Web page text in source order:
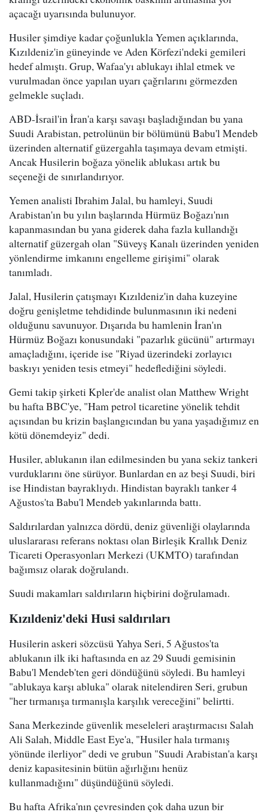
açacağı uyarısında bulunuyor.
Husiler şimdiye kadar çoğunlukla Yemen açıklarında,
Kızıldeniz'in güneyinde ve Aden Körfezi'ndeki gemileri
hedef almıştı. Grup, Wafaa'yı ablukayı ihlal etmek ve
vurulmadan önce yapılan uyarı çağrılarını görmezden
gelmekle suçladı.
ABD-İsrail'in İran'a karşı savaşı başladığından bu yana
Suudi Arabistan, petrolünün bir bölümünü Babu'l Mendeb
üzerinden alternatif güzergahla taşımaya devam etmişti.
Ancak Husilerin boğaza yönelik ablukası artık bu
seçeneği de sınırlandırıyor.
Yemen analisti Ibrahim Jalal, bu hamleyi, Suudi
Arabistan'ın bu yılın başlarında Hürmüz Boğazı'nın
kapanmasından bu yana giderek daha fazla kullandığı
alternatif güzergah olan "Süveyş Kanalı üzerinden yeniden
yönlendirme imkanını engelleme girişimi" olarak
tanımladı.
Jalal, Husilerin çatışmayı Kızıldeniz'in daha kuzeyine
doğru genişletme tehdidinde bulunmasının iki nedeni
olduğunu savunuyor. Dışarıda bu hamlenin İran'ın
Hürmüz Boğazı konusundaki "pazarlık gücünü" artırmayı
amaçladığını, içeride ise "Riyad üzerindeki zorlayıcı
baskıyı yeniden tesis etmeyi" hedeflediğini söyledi.
Gemi takip şirketi Kpler'de analist olan Matthew Wright
bu hafta BBC'ye, "Ham petrol ticaretine yönelik tehdit
açısından bu krizin başlangıcından bu yana yaşadığımız en
kötü dönemdeyiz" dedi.
Husiler, ablukanın ilan edilmesinden bu yana sekiz tankeri
vurduklarını öne sürüyor. Bunlardan en az beşi Suudi, biri
ise Hindistan bayraklıydı. Hindistan bayraklı tanker 4
Ağustos'ta Babu'l Mendeb yakınlarında battı.
Saldırılardan yalnızca dördü, deniz güvenliği olaylarında
uluslararası referans noktası olan Birleşik Krallık Deniz
Ticareti Operasyonları Merkezi (UKMTO) tarafından
bağımsız olarak doğrulandı.
Suudi makamları saldırıların hiçbirini doğrulamadı.
Kızıldeniz'deki Husi saldırıları
Husilerin askeri sözcüsü Yahya Seri, 5 Ağustos'ta
ablukanın ilk iki haftasında en az 29 Suudi gemisinin
Babu'l Mendeb'ten geri döndüğünü söyledi. Bu hamleyi
"ablukaya karşı abluka" olarak nitelendiren Seri, grubun
"her tırmanışa tırmanışla karşılık vereceğini" belirtti.
Sana Merkezinde güvenlik meseleleri araştırmacısı Salah
Ali Salah, Middle East Eye'a, "Husiler hala tırmanış
yönünde ilerliyor" dedi ve grubun "Suudi Arabistan'a karşı
deniz kapasitesinin bütün ağırlığını henüz
kullanmadığını" düşündüğünü söyledi.
Bu hafta Afrika'nın çevresinden çok daha uzun bir